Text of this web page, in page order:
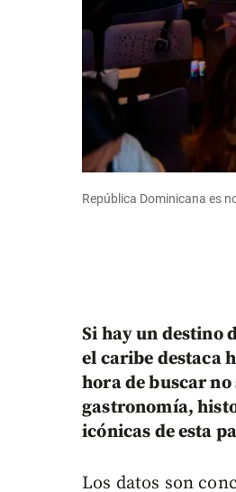
República Dominicana es
Si hay un destino
el caribe destaca
hora de buscar
gastronomía,
icónicas de esta
Los datos son